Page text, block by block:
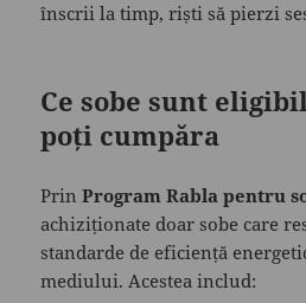
înscrii la timp, riști să pierzi
Ce sobe sunt
poți cumpăra
PrinProgram Rabla pentru
achiziționate doar sobe care
standarde de eficiență
mediului. Acestea includ: